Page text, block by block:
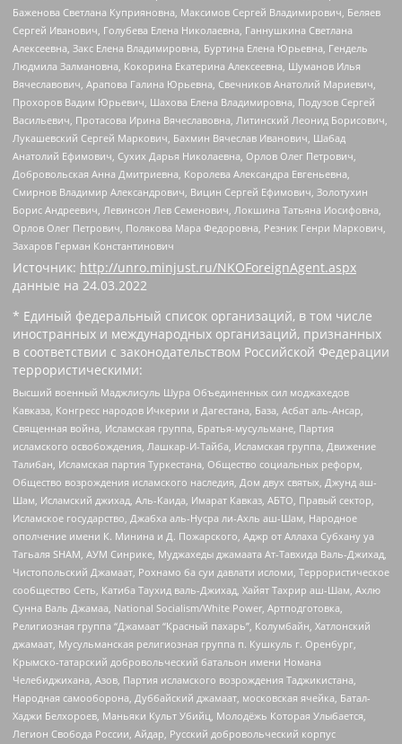
Баженова Светлана Куприяновна, Максимов Сергей Владимирович, Беляев
Сергей Иванович, Голубева Елена Николаевна, Ганнушкина Светлана
Алексеевна, Закс Елена Владимировна, Буртина Елена Юрьевна, Гендель
Людмила Залмановна, Кокорина Екатерина Алексеевна, Шуманов Илья
Вячеславович, Арапова Галина Юрьевна, Свечников Анатолий Мариевич,
Прохоров Вадим Юрьевич, Шахова Елена Владимировна, Подузов Сергей
Васильевич, Протасова Ирина Вячеславовна, Литинский Леонид Борисович,
Лукашевский Сергей Маркович, Бахмин Вячеслав Иванович, Шабад
Анатолий Ефимович, Сухих Дарья Николаевна, Орлов Олег Петрович,
Добровольская Анна Дмитриевна, Королева Александра Евгеньевна,
Смирнов Владимир Александрович, Вицин Сергей Ефимович, Золотухин
Борис Андреевич, Левинсон Лев Семенович, Локшина Татьяна Иосифовна,
Орлов Олег Петрович, Полякова Мара Федоровна, Резник Генри Маркович,
Захаров Герман Константинович
Источник: http://unro.minjust.ru/NKOForeignAgent.aspx
данные на 24.03.2022
* Единый федеральный список организаций, в том числе
иностранных и международных организаций, признанных
в соответствии с законодательством Российской Федерации
террористическими:
Высший военный Маджлисуль Шура Объединенных сил моджахедов
Кавказа, Конгресс народов Ичкерии и Дагестана, База, Асбат аль-Ансар,
Священная война, Исламская группа, Братья-мусульмане, Партия
исламского освобождения, Лашкар-И-Тайба, Исламская группа, Движение
Талибан, Исламская партия Туркестана, Общество социальных реформ,
Общество возрождения исламского наследия, Дом двух святых, Джунд аш-
Шам, Исламский джихад, Аль-Каида, Имарат Кавказ, АБТО, Правый сектор,
Исламское государство, Джабха аль-Нусра ли-Ахль аш-Шам, Народное
ополчение имени К. Минина и Д. Пожарского, Аджр от Аллаха Субхану уа
Тагьаля SHAM, АУМ Синрике, Муджахеды джамаата Ат-Тавхида Валь-Джихад,
Чистопольский Джамаат, Рохнамо ба суи давлати исломи, Террористическое
сообщество Сеть, Катиба Таухид валь-Джихад, Хайят Тахрир аш-Шам, Ахлю
Сунна Валь Джамаа, National Socialism/White Power, Артподготовка,
Религиозная группа “Джамаат “Красный пахарь”, Колумбайн, Хатлонский
джамаат, Мусульманская религиозная группа п. Кушкуль г. Оренбург,
Крымско-татарский добровольческий батальон имени Номана
Челебиджихана, Азов, Партия исламского возрождения Таджикистана,
Народная самооборона, Дуббайский джамаат, московская ячейка, Батал-
Хаджи Белхороев, Маньяки Культ Убийц, Молодёжь Которая Улыбается,
Легион Свобода России, Айдар, Русский добровольческий корпус